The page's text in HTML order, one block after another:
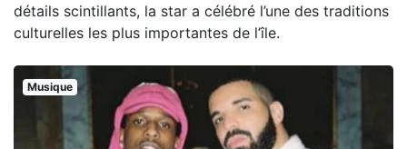
détails scintillants, la star a célébré l’une des traditions
culturelles les plus importantes de l’île.
Musique